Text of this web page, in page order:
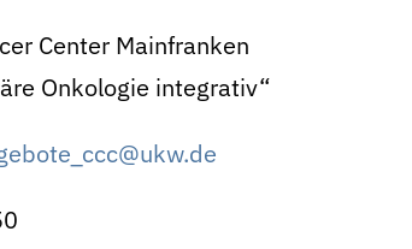
Center Mainfranken
Onkologie integrativ“